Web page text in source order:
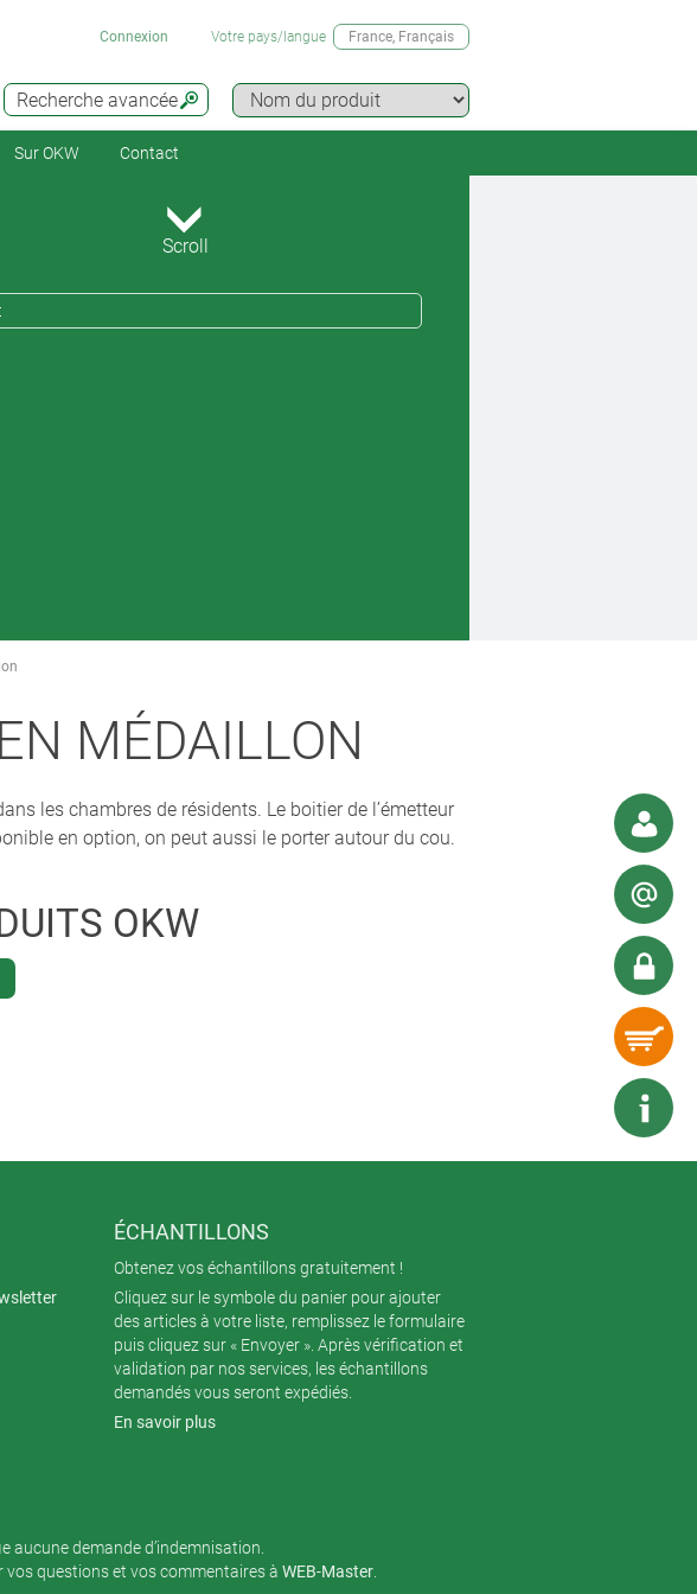
Recherche avancée
Connexion Votre pays/langue France, Français
Sur OKW Contact
Scroll
MÉDAILLON
les chambres de résidents. Le boitier de l’émetteur
en option, on peut aussi le porter autour du cou.
OKW
ÉCHANTILLONS
Obtenez vos échantillons gratuitement !
Cliquez sur le symbole du panier pour ajouter
des articles à votre liste, remplissez le formulaire
puis cliquez sur « Envoyer ». Après vérification et
validation par nos services, les échantillons
demandés vous seront expédiés.
En savoir plus
aucune demande d’indemnisation.
vos questions et vos commentaires à WEB-Master.